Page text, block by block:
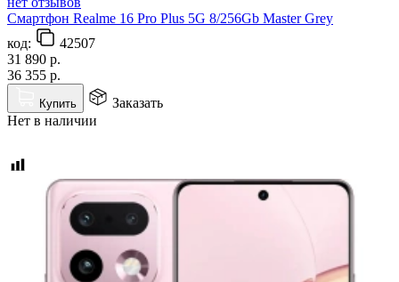
Смартфон Realme 16 Pro Plus 5G 8/256Gb Master Grey
код:
42507
31 890 р.
36 355 р.
Купить
Заказать
Нет в наличии